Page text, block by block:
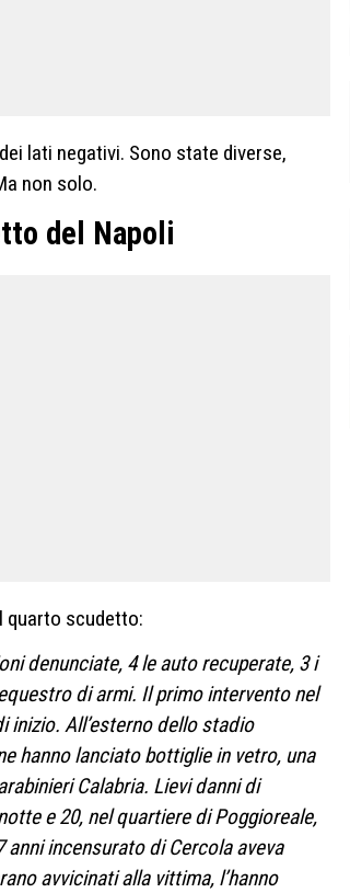
lati negativi. Sono state diverse,
non solo.
del Napoli
quarto scudetto:
denunciate, 4 le auto recuperate, 3 i
di armi. Il primo intervento nel
inizio. All’esterno dello stadio
hanno lanciato bottiglie in vetro, una
Calabria. Lievi danni di
e 20, nel quartiere di Poggioreale,
incensurato di Cercola aveva
avvicinati alla vittima, l’hanno